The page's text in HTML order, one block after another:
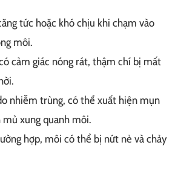
tức hoặc khó chịu khi chạm vào
môi.
cảm giác nóng rát, thậm chí bị mất
nhiễm trùng, có thể xuất hiện mụn
xung quanh môi.
hợp, môi có thể bị nứt nẻ và chảy